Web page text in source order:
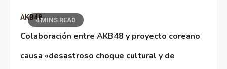
4 MINS READ
AKB48
Colaboración entre AKB48 y proyecto coreano
causa «desastroso choque cultural y de